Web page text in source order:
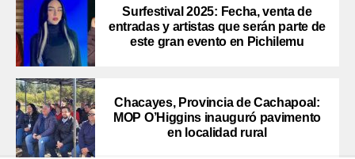
Surfestival 2025: Fecha, venta de
entradas y artistas que serán parte de
este gran evento en Pichilemu
Chacayes, Provincia de Cachapoal:
MOP O’Higgins inauguró pavimento
en localidad rural